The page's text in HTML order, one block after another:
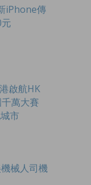
iPhone傳
啟航HK
萬大賽
市
械人司機